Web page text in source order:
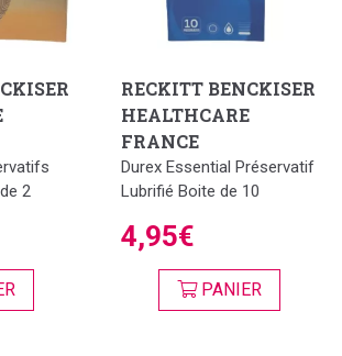
2
RECKITT BENCKISER
HEALTHCARE
FRANCE
Durex Essential Préservatif
Lubrifié Boite de 10
4,95€
PANIER